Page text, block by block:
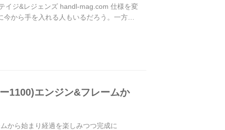
ジ&レジェンズ handl-mag.com 仕様を変
今から手を入れる人もいるだろう。一方
1100)エンジン&フレームか
から始まり経過を楽しみつつ完成に